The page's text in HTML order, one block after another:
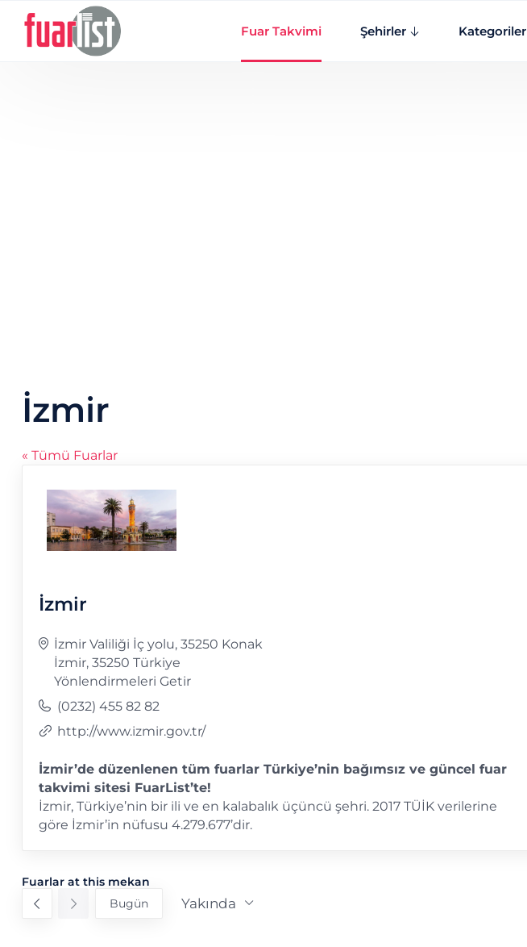
Skip to main content
Fuar Takvimi
Şehirler Kategoriler
İzmir
« Tümü Fuarlar
İzmir
Adres
İzmir Valiliği İç yolu, 35250 Konak
İzmir, 35250 Türkiye
Yönlendirmeleri Getir
Telefon
(0232) 455 82 82
Webhttp://www.izmir.gov.tr/
İzmir’de düzenlenen tüm fuarlar Türkiye’nin bağımsız ve güncel fuar
takvimi sitesi FuarList’te!
İzmir, Türkiye’nin bir ili ve en kalabalık üçüncü şehri. 2017 TÜİK verilerine
göre İzmir’in nüfusu 4.279.677’dir.
Fuarlar at this mekan
Bugün Yakında